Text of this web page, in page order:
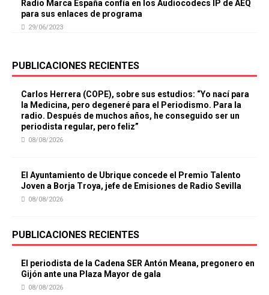
Radio Marca España confía en los Audiocodecs IP de AEQ
para sus enlaces de programa
29/06/2023
PUBLICACIONES RECIENTES
Carlos Herrera (COPE), sobre sus estudios: “Yo nací para
la Medicina, pero degeneré para el Periodismo. Para la
radio. Después de muchos años, he conseguido ser un
periodista regular, pero feliz”
08/08/2026
El Ayuntamiento de Ubrique concede el Premio Talento
Joven a Borja Troya, jefe de Emisiones de Radio Sevilla
08/08/2026
PUBLICACIONES RECIENTES
El periodista de la Cadena SER Antón Meana, pregonero en
Gijón ante una Plaza Mayor de gala
08/08/2026